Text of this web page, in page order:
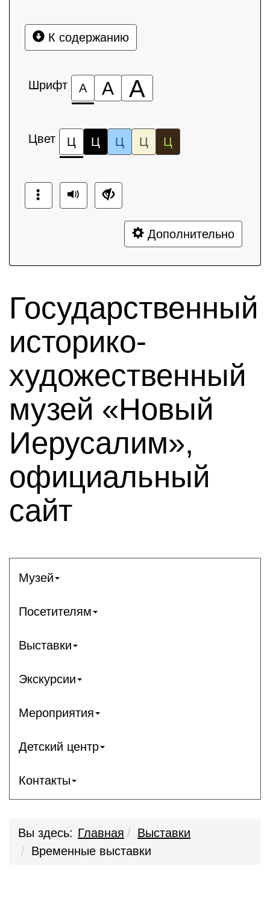
К содержанию
Шрифт А А А
Цвет Ц Ц Ц Ц Ц
Дополнительно
Государственный
историко-
художественный
музей «Новый
Иерусалим»,
официальный
сайт
Музей
Посетителям
Выставки
Экскурсии
Мероприятия
Детский центр
Контакты
Вы здесь: Главная
Выставки
Временные выставки